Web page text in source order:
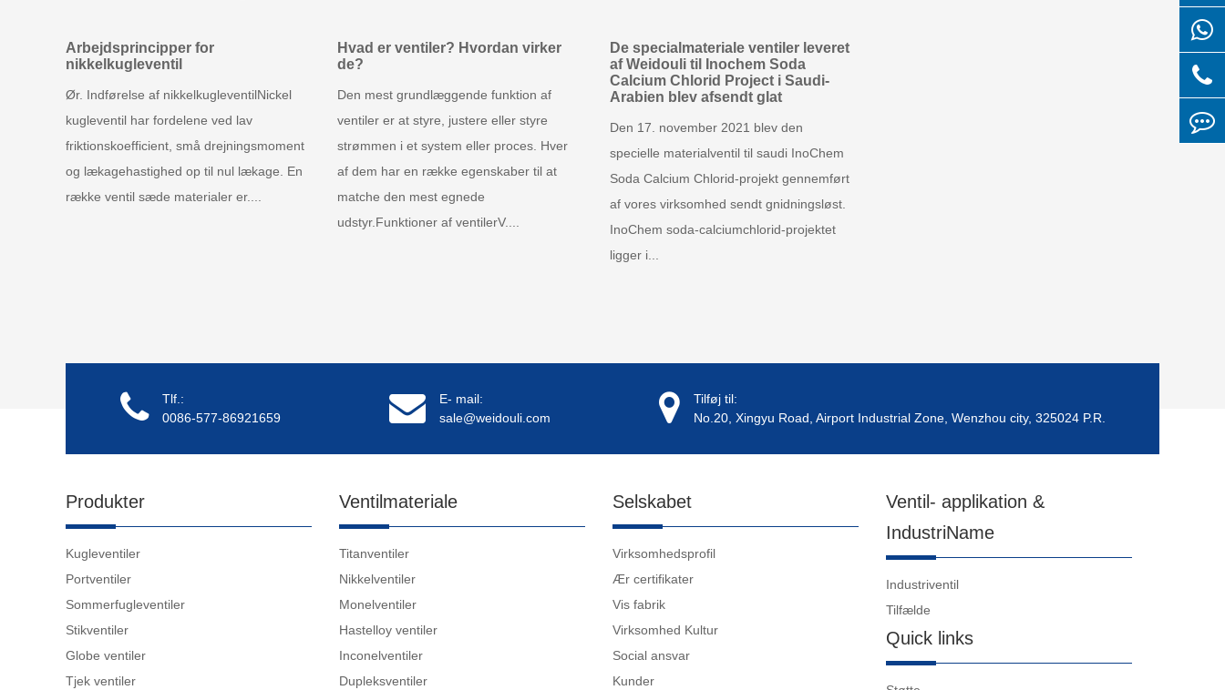
Arbejdsprincipper for
nikkelkugleventil
Ør. Indførelse af nikkelkugleventilNickel
kugleventil har fordelene ved lav
friktionskoefficient, små drejningsmoment
og lækagehastighed op til nul lækage. En
række ventil sæde materialer er....
Hvad er ventiler? Hvordan virker
de?
Den mest grundlæggende funktion af
ventiler er at styre, justere eller styre
strømmen i et system eller proces. Hver
af dem har en række egenskaber til at
matche den mest egnede
udstyr.Funktioner af ventilerV....
De specialmateriale ventiler leveret
af Weidouli til Inochem Soda
Calcium Chlorid Project i Saudi-
Arabien blev afsendt glat
Den 17. november 2021 blev den
specielle materialventil til saudi InoChem
Soda Calcium Chlorid-projekt gennemført
af vores virksomhed sendt gnidningsløst.
InoChem soda-calciumchlorid-projektet
ligger i...
Tlf.:
0086-577-86921659
E- mail:
sale@weidouli.com
Tilføj til:
No.20, Xingyu Road, Airport Industrial Zone, Wenzhou city, 325024 P.R.
Produkter
Kugleventiler
Portventiler
Sommerfugleventiler
Stikventiler
Globe ventiler
Tjek ventiler
Ventilmateriale
Titanventiler
Nikkelventiler
Monelventiler
Hastelloy ventiler
Inconelventiler
Dupleksventiler
Selskabet
Virksomhedsprofil
Ær certifikater
Vis fabrik
Virksomhed Kultur
Social ansvar
Kunder
Ventil- applikation &
IndustriName
Industriventil
Tilfælde
Quick links